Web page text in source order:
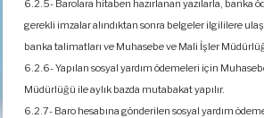
6.2.5- Barolara hitaben hazırlanan yazılarla, banka
gerekli imzalar alındıktan sonra belgeler ilgililere
banka talimatları ve Muhasebe ve Mali İşler
6.2.6- Yapılan sosyal yardım ödemeleri için
Müdürlüğü ile aylık bazda mutabakat yapılır.
6.2.7- Baro hesabına gönderilen sosyal yardım